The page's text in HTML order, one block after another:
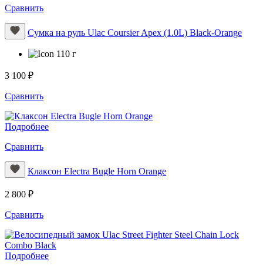
Сравнить
Сумка на руль Ulac Coursier Apex (1.0L) Black-Orange
110 г
3 100 ₽
Сравнить
Подробнее
Сравнить
Клаксон Electra Bugle Horn Orange
2 800 ₽
Сравнить
Подробнее